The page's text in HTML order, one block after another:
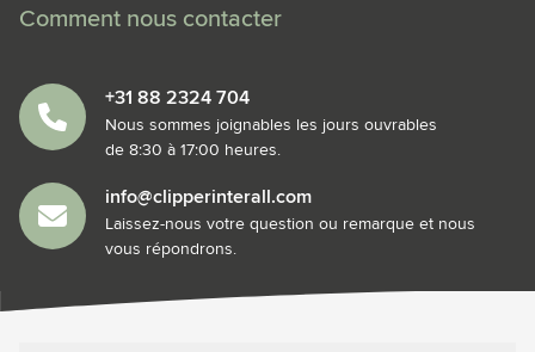
Comment nous contacter
+31 88 2324 704
Nous sommes joignables les jours ouvrables
de 8:30 à 17:00 heures.
info@clipperinterall.com
Laissez-nous votre question ou remarque et nous
vous répondrons.